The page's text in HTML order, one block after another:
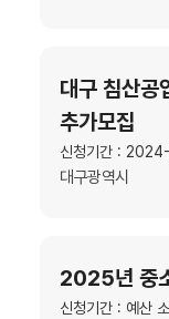
대구 침산공
추가모집
신청기간 :
대구광역시
2025년 중
신청기간 : 예산